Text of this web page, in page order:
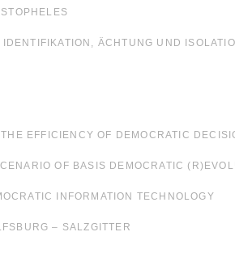
ÄCHTUNG UND
EFFICIENCY OF DEMOCRATIC
OF BASIS DEMOCRATIC
INFORMATION TECHNOLOGY
– SALZGITTER